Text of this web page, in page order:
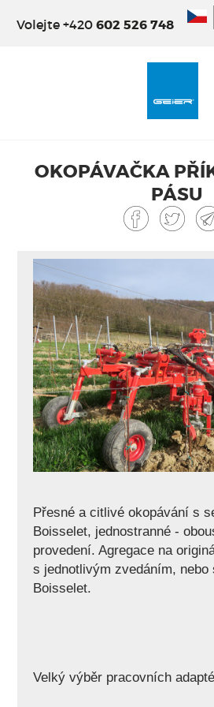
OKOPÁVAČKA
PÁSU
Přesné a citlivé okopávání s
Boisselet, jednostranné -
provedení. Agregace na
s jednotlivým zvedáním, nebo
Boisselet.
Velký výběr pracovních
Volejte +420602 526 748
OKOPÁVAČKA
PÁSU